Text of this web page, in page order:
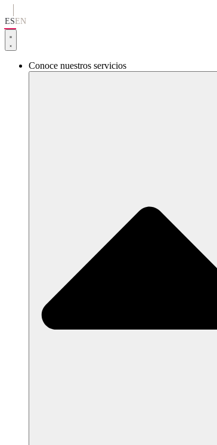
al
contenido
ESEN
Conoce nuestros servicios